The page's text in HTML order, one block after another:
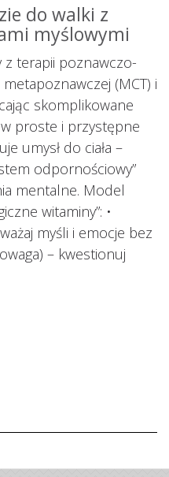
do walki z
myślowymi
terapii poznawczo-
(MCT) i
skomplikowane
proste i przystępne
umysł do ciała –
odpornościowy”
mentalne. Model
witaminy”: •
myśli i emocje bez
– kwestionuj